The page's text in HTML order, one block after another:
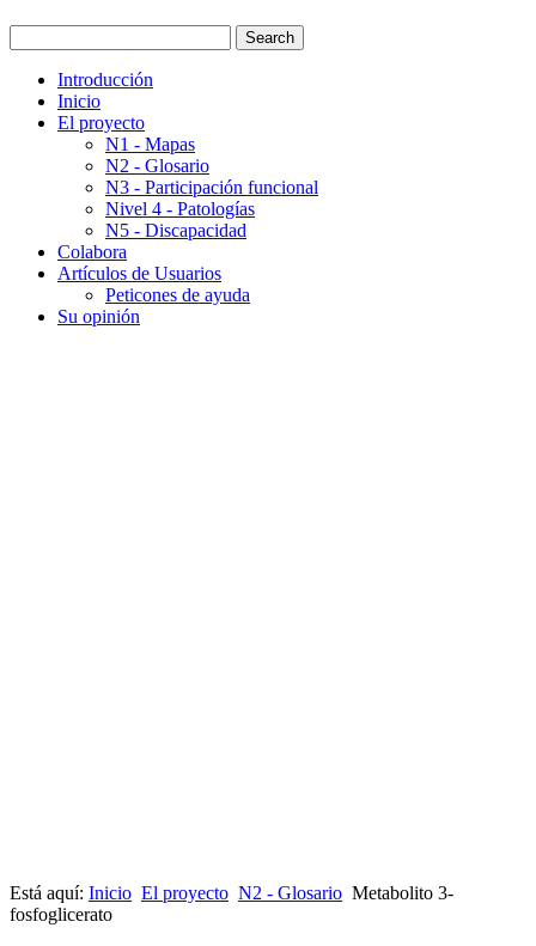
Introducción
Inicio
El proyecto
N1 - Mapas
N2 - Glosario
N3 - Participación funcional
Nivel 4 - Patologías
N5 - Discapacidad
Colabora
Artículos de Usuarios
Peticones de ayuda
Su opinión
Está aquí: Inicio El proyecto N2 - Glosario Metabolito 3-
fosfoglicerato